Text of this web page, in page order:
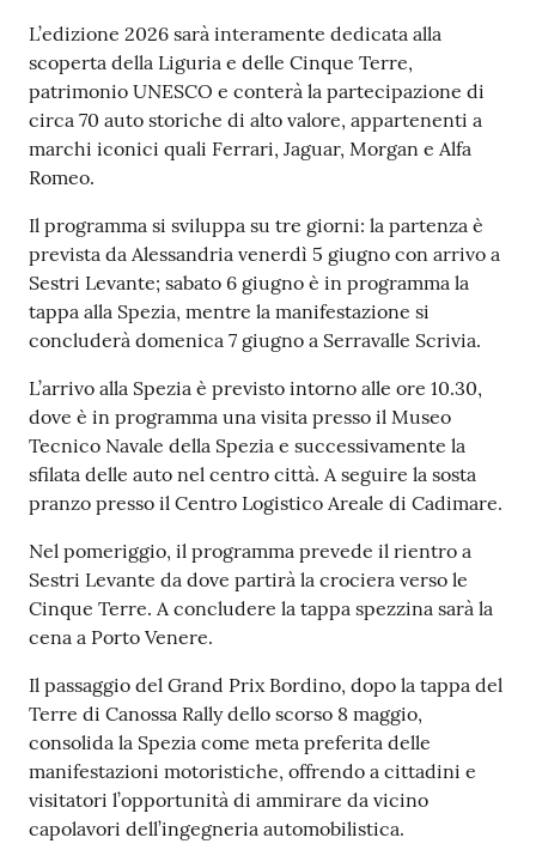
P
R
Tutti
gli
argomenti...
Seguici
su
L’edizione 2026 sarà interamente dedicata alla
scoperta della Liguria e delle Cinque Terre,
patrimonio UNESCO e conterà la partecipazione di
circa 70 auto storiche di alto valore, appartenenti a
marchi iconici quali Ferrari, Jaguar, Morgan e Alfa
Romeo.
Il programma si sviluppa su tre giorni: la partenza è
prevista da Alessandria venerdì 5 giugno con arrivo a
Sestri Levante; sabato 6 giugno è in programma la
tappa alla Spezia, mentre la manifestazione si
concluderà domenica 7 giugno a Serravalle Scrivia.
L’arrivo alla Spezia è previsto intorno alle ore 10.30,
dove è in programma una visita presso il Museo
Tecnico Navale della Spezia e successivamente la
sfilata delle auto nel centro città. A seguire la sosta
pranzo presso il Centro Logistico Areale di Cadimare.
Nel pomeriggio, il programma prevede il rientro a
Sestri Levante da dove partirà la crociera verso le
Cinque Terre. A concludere la tappa spezzina sarà la
cena a Porto Venere.
Il passaggio del Grand Prix Bordino, dopo la tappa del
Terre di Canossa Rally dello scorso 8 maggio,
consolida la Spezia come meta preferita delle
manifestazioni motoristiche, offrendo a cittadini e
visitatori l’opportunità di ammirare da vicino
capolavori dell’ingegneria automobilistica.